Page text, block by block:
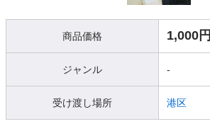
商品価格 1,000円
ジャンル -
受け渡し場所 港区